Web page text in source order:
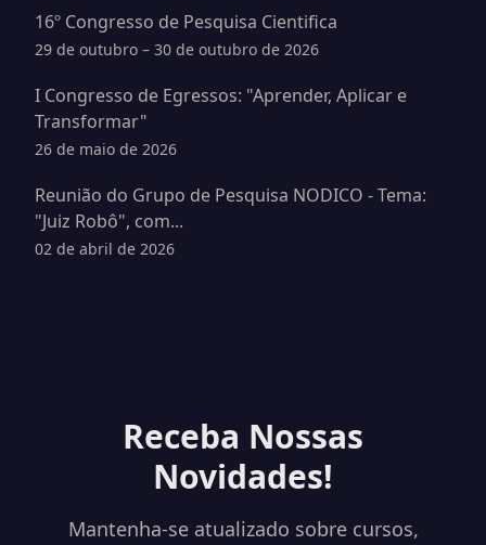
16º Congresso de Pesquisa Cientifica
29 de outubro – 30 de outubro de 2026
I Congresso de Egressos: "Aprender, Aplicar e
Transformar"
26 de maio de 2026
Reunião do Grupo de Pesquisa NODICO - Tema:
"Juiz Robô", com...
02 de abril de 2026
Receba Nossas
Novidades!
Mantenha-se atualizado sobre cursos,